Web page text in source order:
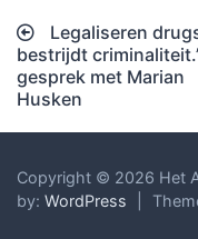
Bericht
navigatie
Legaliseren
bestrijdt
gesprek met Marian
Husken
Copyright © 2026 Het
by: WordPress